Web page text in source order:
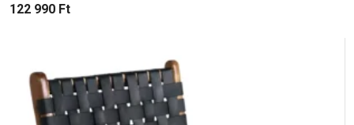
122 990 Ft